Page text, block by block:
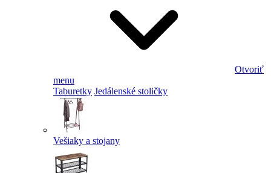
Otvoriť
menu
Taburetky Jedálenské stoličky
Vešiaky a stojany